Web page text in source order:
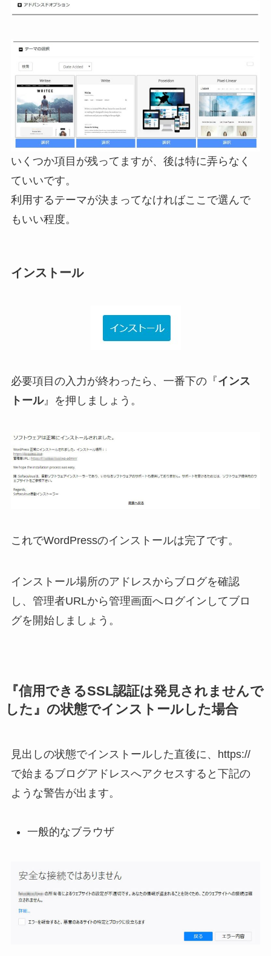
いくつか項目が残ってますが、後は特に弄らなく
ていいです。
利用するテーマが決まってなければここで選んで
もいい程度。
インストール
必要項目の入力が終わったら、一番下の『インス
トール』を押しましょう。
これでWordPressのインストールは完了です。
インストール場所のアドレスからブログを確認
し、管理者URLから管理画面へログインしてブロ
グを開始しましょう。
『信用できるSSL認証は発見されませんで
した』の状態でインストールした場合
見出しの状態でインストールした直後に、https://
で始まるブログアドレスへアクセスすると下記の
ような警告が出ます。
一般的なブラウザ